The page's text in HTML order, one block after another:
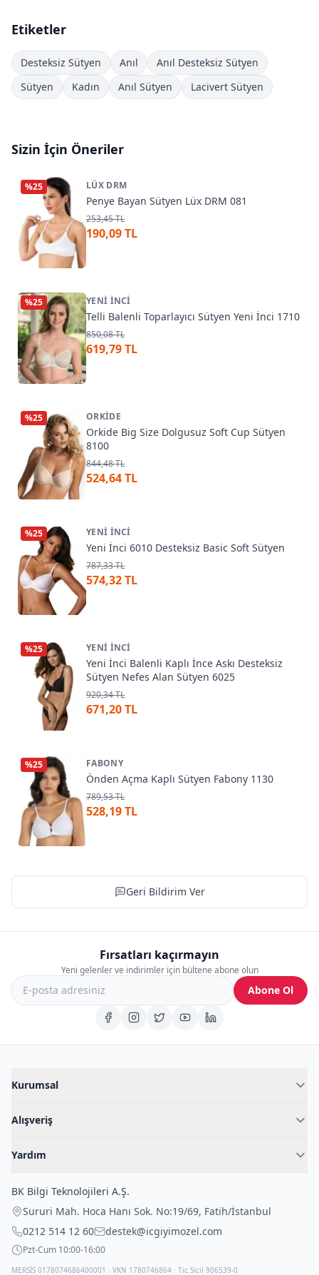
Etiketler
Desteksiz Sütyen Anıl
Anıl Desteksiz Sütyen
Sütyen
Kadın Anıl Sütyen Lacivert Sütyen
Sizin İçin Öneriler
%25 LÜX DRM
Penye Bayan Sütyen Lüx DRM 081
253,45 TL
190,09 TL
%25 YENI İNCI
Telli Balenli Toparlayıcı Sütyen Yeni İnci 1710
850,08 TL
619,79 TL
%25 ORKIDE
Orkide Big Size Dolgusuz Soft Cup Sütyen
8100
844,48 TL
524,64 TL
%25 YENI İNCI
Yeni İnci 6010 Desteksiz Basic Soft Sütyen
787,33 TL
574,32 TL
%25 YENI İNCI
Yeni İnci Balenli Kaplı İnce Askı Desteksiz
Sütyen Nefes Alan Sütyen 6025
920,34 TL
671,20 TL
%25 FABONY
Önden Açma Kaplı Sütyen Fabony 1130
789,53 TL
528,19 TL
Geri Bildirim Ver
Fırsatları kaçırmayın
Yeni gelenler ve indirimler için bültene abone olun
Abone Ol
Kurumsal
Blog
İç Giyim Rehberi
Alışveriş
Fantazi İç Giyim
Çocuk İç Giyim
Outlet Fırsatları
Yardım
İade Politikası
Gizli Paketleme
BK Bilgi Teknolojileri A.Ş.
Sururi Mah. Hoca Hanı Sok. No:19/69, Fatih/İstanbul
0212 514 12 60
destek@icgiyimozel.com
Pzt-Cum 10:00-16:00
MERSİS 0178074686400001 · VKN 1780746864 · Tic.Sicil 906539-0